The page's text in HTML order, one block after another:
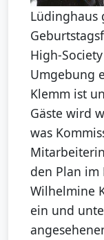
Lüdinghaus
High-
Umgebung
Klemm ist
Gäste wird
was
den Plan im
Wilhelmine
ein und